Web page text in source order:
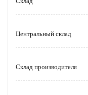
Центральный склад
Склад производителя